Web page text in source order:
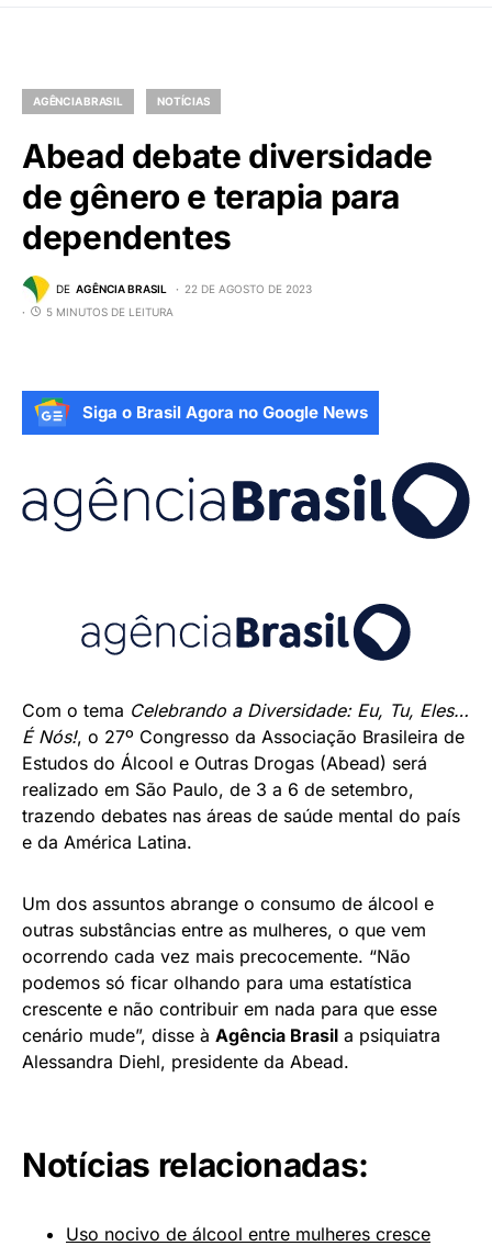
AGÊNCIA BRASIL NOTÍCIAS
Abead debate diversidade
de gênero e terapia para
dependentes
DE AGÊNCIA BRASIL
22 DE AGOSTO DE 2023
5 MINUTOS DE LEITURA
Siga o Brasil Agora no Google News
Com o tema Celebrando a Diversidade: Eu, Tu, Eles…
É Nós!, o 27º Congresso da Associação Brasileira de
Estudos do Álcool e Outras Drogas (Abead) será
realizado em São Paulo, de 3 a 6 de setembro,
trazendo debates nas áreas de saúde mental do país
e da América Latina.
Um dos assuntos abrange o consumo de álcool e
outras substâncias entre as mulheres, o que vem
ocorrendo cada vez mais precocemente. “Não
podemos só ficar olhando para uma estatística
crescente e não contribuir em nada para que esse
cenário mude”, disse à Agência Brasil a psiquiatra
Alessandra Diehl, presidente da Abead.
Notícias relacionadas:
Uso nocivo de álcool entre mulheres cresce